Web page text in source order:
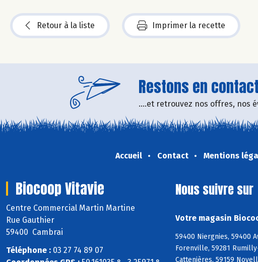
Retour à la liste Imprimer la recette
Restons en
....et retrouvez nos offres, nos
Accueil Contact Mentions
Biocoop Vitavie
Centre Commercial Martin Martine
Rue Gauthier
59400 Cambrai
Téléphone : 03 27 74 89 07
Nous suivre sur
Votre magasin
59400 Niergnies, 59400
Forenville, 59281
Cattenières, 59159